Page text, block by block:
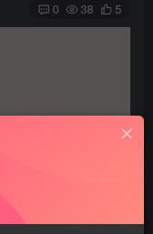
0 38 5